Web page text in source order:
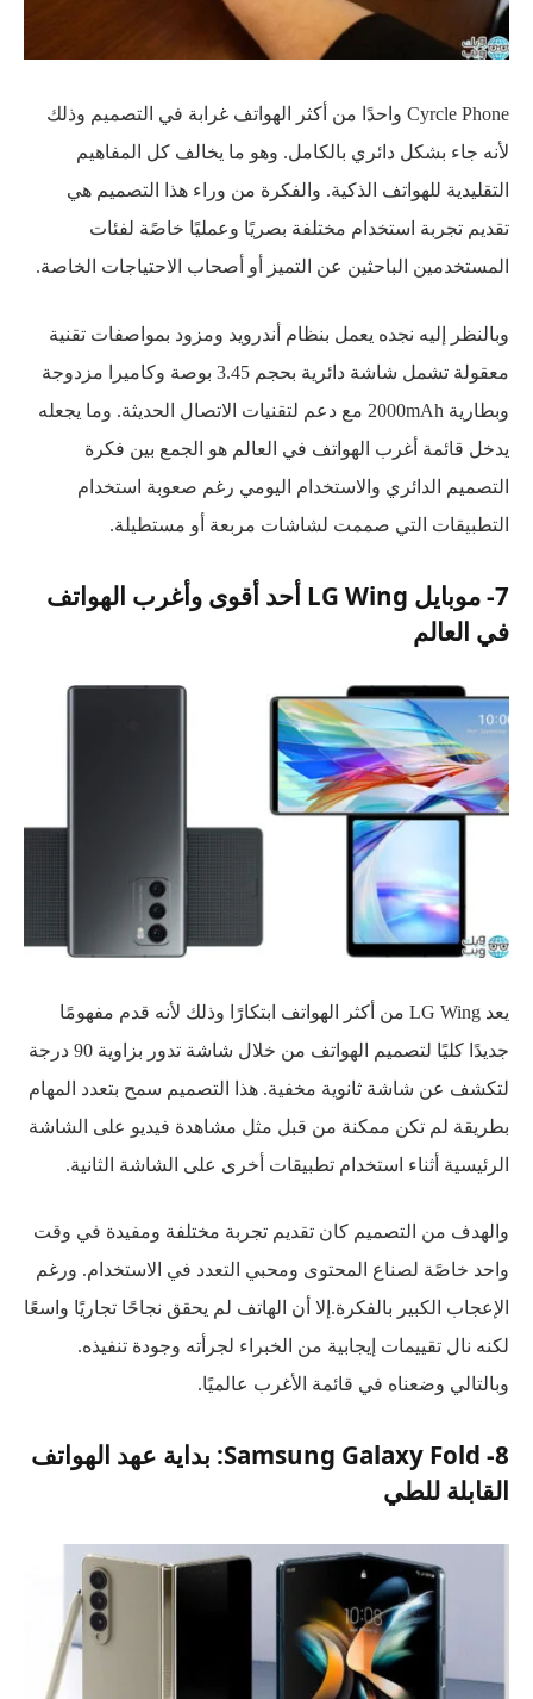
Cyrcle Phone واحدًا من أكثر الهواتف غرابة في التصميم وذلك
لأنه جاء بشكل دائري بالكامل. وهو ما يخالف كل المفاهيم
التقليدية للهواتف الذكية. والفكرة من وراء هذا التصميم هي
تقديم تجربة استخدام مختلفة بصريًا وعمليًا خاصًة لفئات
المستخدمين الباحثين عن التميز أو أصحاب الاحتياجات الخاصة.
وبالنظر إليه نجده يعمل بنظام أندرويد ومزود بمواصفات تقنية
معقولة تشمل شاشة دائرية بحجم 3.45 بوصة وكاميرا مزدوجة
وبطارية 2000mAh مع دعم لتقنيات الاتصال الحديثة. وما يجعله
يدخل قائمة أغرب الهواتف في العالم هو الجمع بين فكرة
التصميم الدائري والاستخدام اليومي رغم صعوبة استخدام
التطبيقات التي صممت لشاشات مربعة أو مستطيلة.
7- موبايل LG Wing أحد أقوى وأغرب الهواتف
في العالم
يعد LG Wing من أكثر الهواتف ابتكارًا وذلك لأنه قدم مفهومًا
جديدًا كليًا لتصميم الهواتف من خلال شاشة تدور بزاوية 90 درجة
لتكشف عن شاشة ثانوية مخفية. هذا التصميم سمح بتعدد المهام
بطريقة لم تكن ممكنة من قبل مثل مشاهدة فيديو على الشاشة
الرئيسية أثناء استخدام تطبيقات أخرى على الشاشة الثانية.
والهدف من التصميم كان تقديم تجربة مختلفة ومفيدة في وقت
واحد خاصًة لصناع المحتوى ومحبي التعدد في الاستخدام. ورغم
الإعجاب الكبير بالفكرة.إلا أن الهاتف لم يحقق نجاحًا تجاريًا واسعًا
لكنه نال تقييمات إيجابية من الخبراء لجرأته وجودة تنفيذه.
وبالتالي وضعناه في قائمة الأغرب عالميًا.
8- Samsung Galaxy Fold: بداية عهد الهواتف
القابلة للطي